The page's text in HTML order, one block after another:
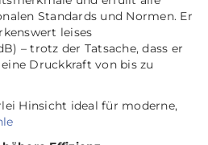
Standards und Normen. Er
leises
– trotz der Tatsache, dass er
Druckkraft von bis zu
Hinsicht ideal für moderne,